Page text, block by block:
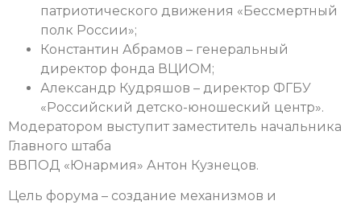
патриотического движения «Бессмертный
полк России»;
Константин Абрамов – генеральный
директор фонда ВЦИОМ;
Александр Кудряшов – директор ФГБУ
«Российский детско-юношеский центр».
Модератором выступит заместитель начальника
Главного штаба
ВВПОД «Юнармия» Антон Кузнецов.
Цель форума – создание механизмов и